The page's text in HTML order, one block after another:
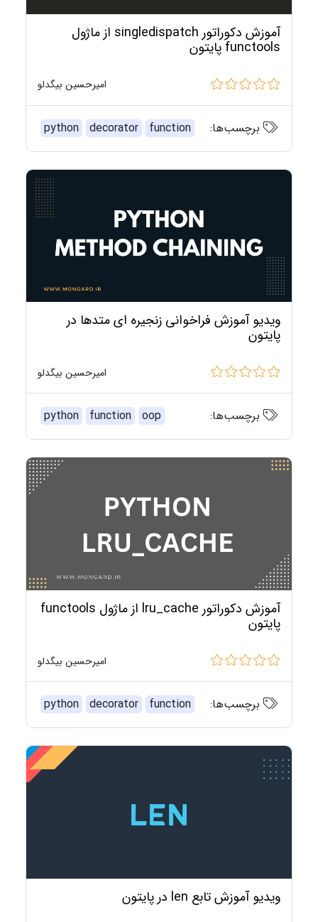
آموزش دکوراتور singledispatch از ماژول
functools پایتون
امیرحسین بیگدلو
برچسب‌ها: python decorator function
ویدیو آموزش فراخوانی زنجیره ای متدها در
پایتون
امیرحسین بیگدلو
برچسب‌ها: python function oop
آموزش دکوراتور lru_cache از ماژول functools
پایتون
امیرحسین بیگدلو
برچسب‌ها: python decorator function
ویدیو آموزش تابع len در پایتون